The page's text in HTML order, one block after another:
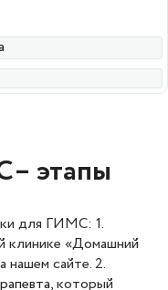
этапы
для ГИМС: 1.
клинике «Домашний
сайте. 2.
, который